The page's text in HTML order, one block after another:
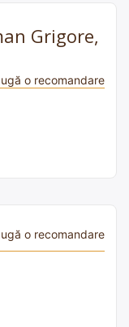
Grigore,
o recomandare
o recomandare